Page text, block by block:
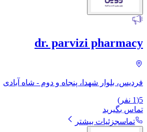
dr. parvizi pharmacy
فردیس، بلوار شهدا، پنجاه و دوم - شاه آبادی
5
(
1 نفر)
تماس بگیرید
تماسجزئیات بیشتر